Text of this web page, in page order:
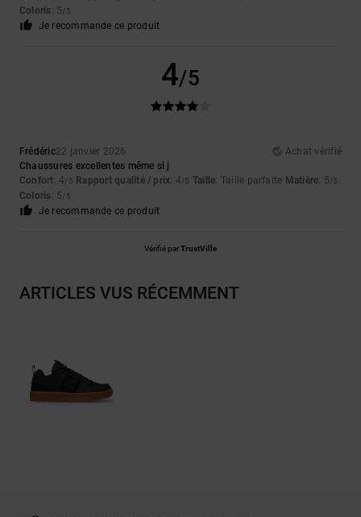
Coloris: 5/5
Je recommande ce produit
4/5
Frédéric22 janvier 2026
Achat vérifié
Chaussures excellentes même si j
Confort: 4/5 Rapport qualité / prix: 4/5 Taille: Taille parfaite Matière: 5/5
Coloris: 5/5
Je recommande ce produit
Vérifié parTrustVille
ARTICLES VUS RÉCEMMENT